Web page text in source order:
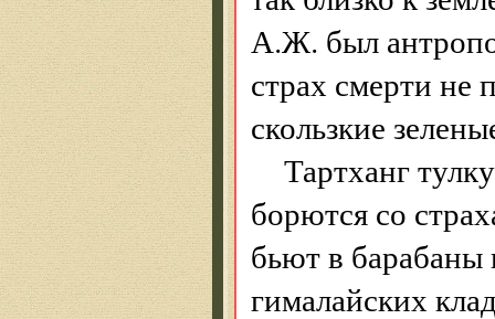
А.Ж. был
страх смерти не
скользкие
Тартханг
борются со
бьют в
гималайских